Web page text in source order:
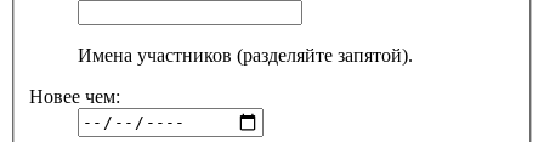
Имена участников (разделяйте запятой).
Новее чем: